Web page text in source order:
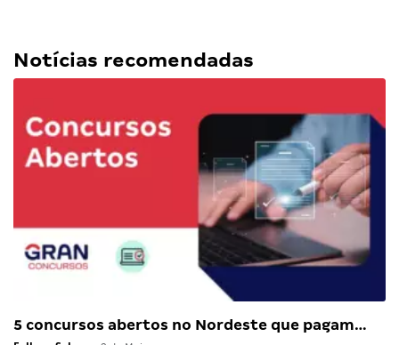
Notícias recomendadas
5 concursos abertos no Nordeste que pagam…